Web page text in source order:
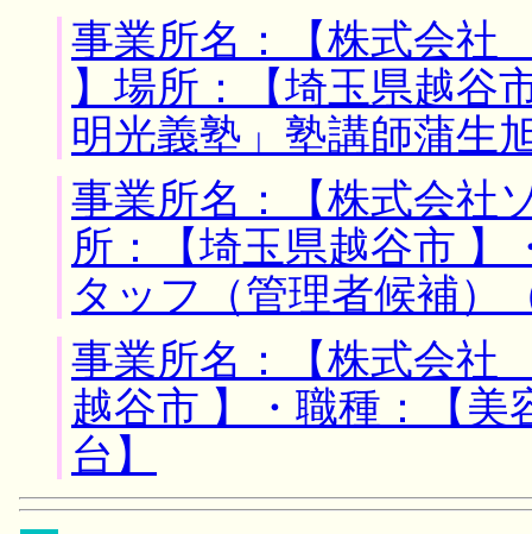
事業所名：【株式会
】場所：【埼玉県越谷
明光義塾」塾講師蒲生
事業所名：【株式会社
所：【埼玉県越谷市
タッフ（管理者候補）
事業所名：【株式会社
越谷市 】・職種：【
台】